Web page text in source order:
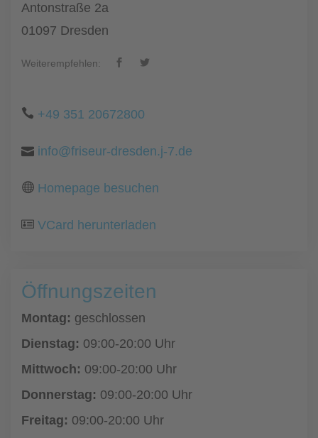
Antonstraße 2a
01097 Dresden
Weiterempfehlen:
+49 351 20672800
info@friseur-dresden.j-7.de
Homepage besuchen
VCard herunterladen
Öffnungszeiten
Montag: geschlossen
Dienstag: 09:00-20:00 Uhr
Mittwoch: 09:00-20:00 Uhr
Donnerstag: 09:00-20:00 Uhr
Freitag: 09:00-20:00 Uhr